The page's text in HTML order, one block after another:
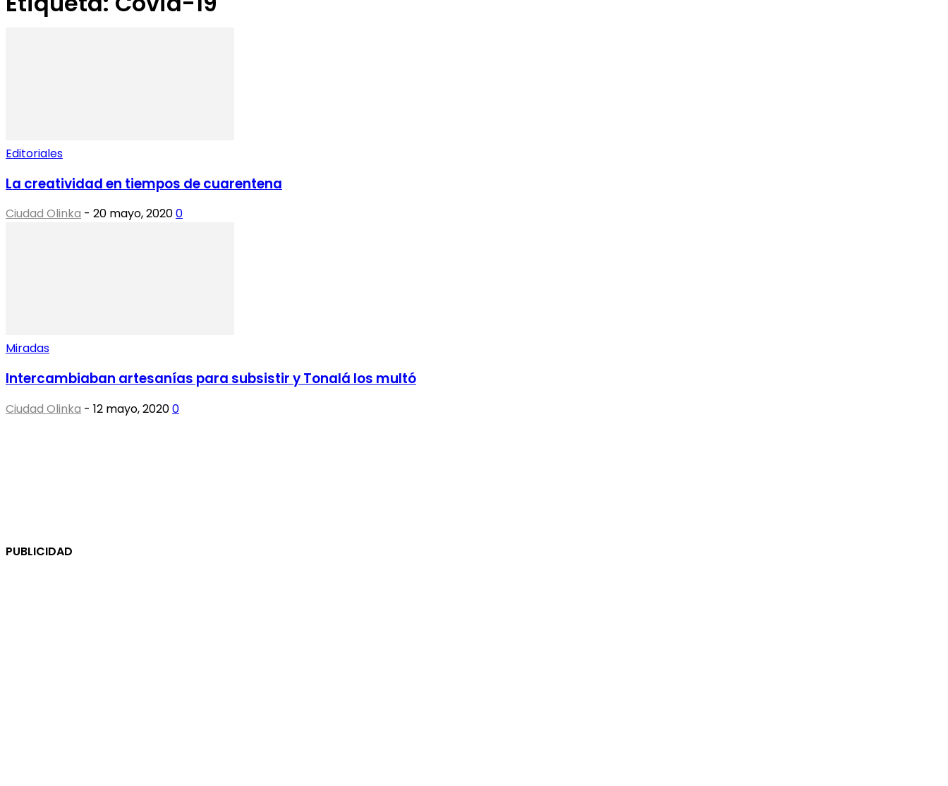
Editoriales
La creatividad en tiempos de cuarentena
Ciudad Olinka - 20 mayo, 20200
Miradas
Intercambiaban artesanías para subsistir y Tonalá los multó
Ciudad Olinka - 12 mayo, 20200
PUBLICIDAD